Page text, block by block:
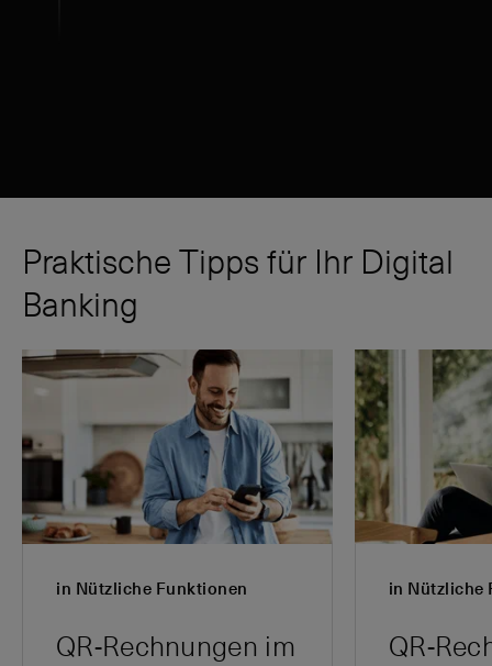
Praktische Tipps für Ihr Digital
Banking
in Nützliche Funktionen
QR-Rechnungen im
in Nützliche
QR-